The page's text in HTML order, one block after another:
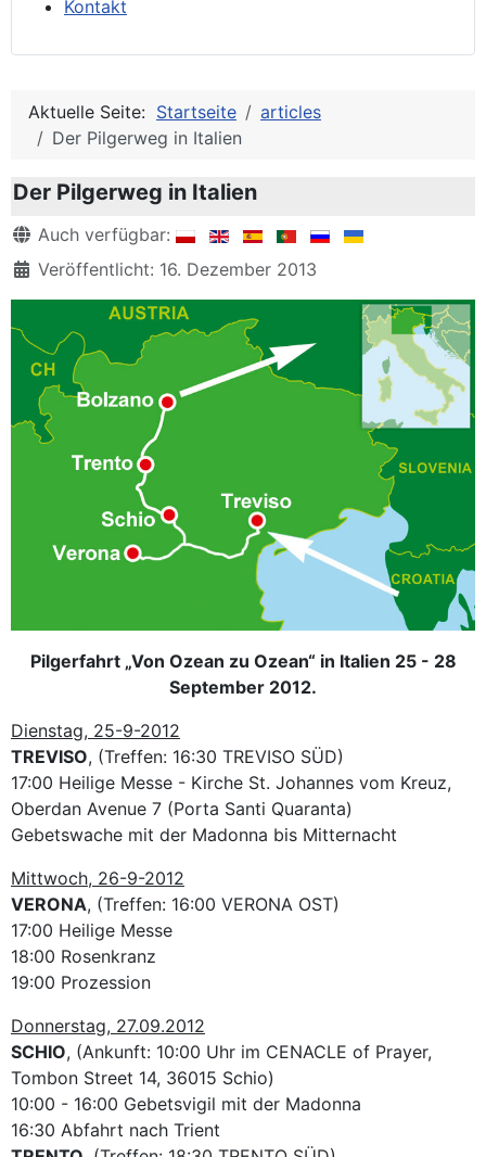
Kontakt
Aktuelle Seite: Startseite
articles
Der Pilgerweg in Italien
Der Pilgerweg in Italien
DetailsAuch verfügbar:
Veröffentlicht: 16. Dezember 2013
Pilgerfahrt „Von Ozean zu Ozean“ in Italien 25 - 28
September 2012.
Dienstag, 25-9-2012
TREVISO, (Treffen: 16:30 TREVISO SÜD)
17:00 Heilige Messe - Kirche St. Johannes vom Kreuz,
Oberdan Avenue 7 (Porta Santi Quaranta)
Gebetswache mit der Madonna bis Mitternacht
Mittwoch, 26-9-2012
VERONA, (Treffen: 16:00 VERONA OST)
17:00 Heilige Messe
18:00 Rosenkranz
19:00 Prozession
Donnerstag, 27.09.2012
SCHIO, (Ankunft: 10:00 Uhr im CENACLE of Prayer,
Tombon Street 14, 36015 Schio)
10:00 - 16:00 Gebetsvigil mit der Madonna
16:30 Abfahrt nach Trient